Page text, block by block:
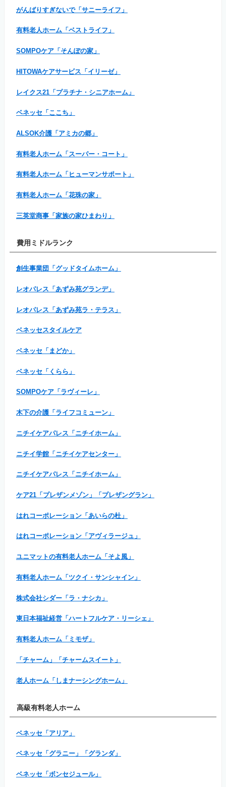
がんばりすぎないで「サニーライフ」
有料老人ホーム「ベストライフ」
SOMPOケア「そんぽの家」
HITOWAケアサービス「イリーゼ」
レイクス21「プラチナ・シニアホーム」
ベネッセ「ここち」
ALSOK介護「アミカの郷」
有料老人ホーム「スーパー・コート」
有料老人ホーム「ヒューマンサポート」
有料老人ホーム「花珠の家」
三英堂商事「家族の家ひまわり」
費用ミドルランク
創生事業団「グッドタイムホーム」
レオパレス「あずみ苑グランデ」
レオパレス「あずみ苑ラ・テラス」
ベネッセスタイルケア
ベネッセ「まどか」
ベネッセ「くらら」
SOMPOケア「ラヴィーレ」
木下の介護「ライフコミューン」
ニチイケアパレス「ニチイホーム」
ニチイ学館「ニチイケアセンター」
ニチイケアパレス「ニチイホーム」
ケア21「プレザンメゾン」「プレザングラン」
はれコーポレーション「あいらの杜」
はれコーポレーション「アヴィラージュ」
ユニマットの有料老人ホーム「そよ風」
有料老人ホーム「ツクイ・サンシャイン」
株式会社シダー「ラ・ナシカ」
東日本福祉経営「ハートフルケア・リーシェ」
有料老人ホーム「ミモザ」
「チャーム」「チャームスイート」
老人ホーム「しまナーシングホーム」
高級有料老人ホーム
ベネッセ「アリア」
ベネッセ「グラニー」「グランダ」
ベネッセ「ボンセジュール」